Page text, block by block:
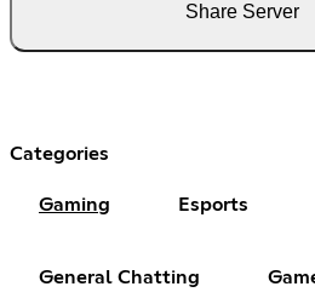
Share Server
Categories
Gaming Esports
General Chatting